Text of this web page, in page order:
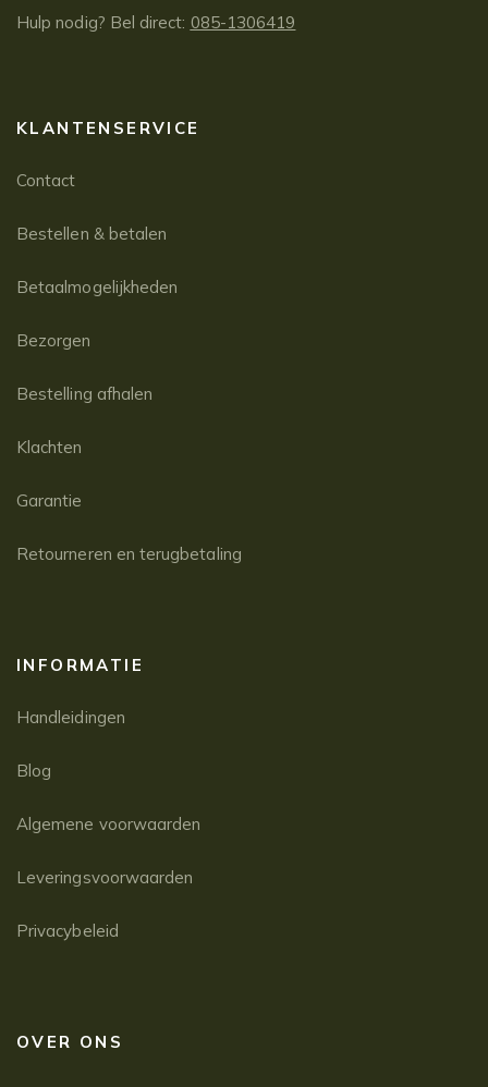
Hulp nodig? Bel direct: 085-1306419
KLANTENSERVICE
Contact
Bestellen & betalen
Betaalmogelijkheden
Bezorgen
Bestelling afhalen
Klachten
Garantie
Retourneren en terugbetaling
INFORMATIE
Handleidingen
Blog
Algemene voorwaarden
Leveringsvoorwaarden
Privacybeleid
OVER ONS